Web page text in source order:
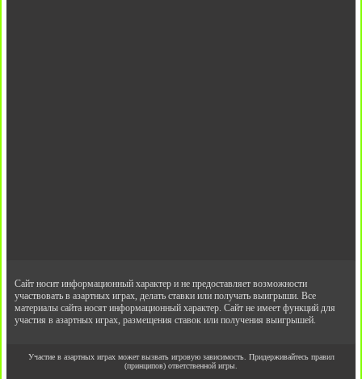
Сайт носит информационный характер и не предоставляет возможности
участвовать в азартных играх, делать ставки или получать выигрыши. Все
материалы сайта носят информационный характер. Сайт не имеет функций для
участия в азартных играх, размещения ставок или получения выигрышей.
Участие в азартных играх может вызвать игровую зависимость. Придерживайтесь правил
(принципов) ответственной игры.